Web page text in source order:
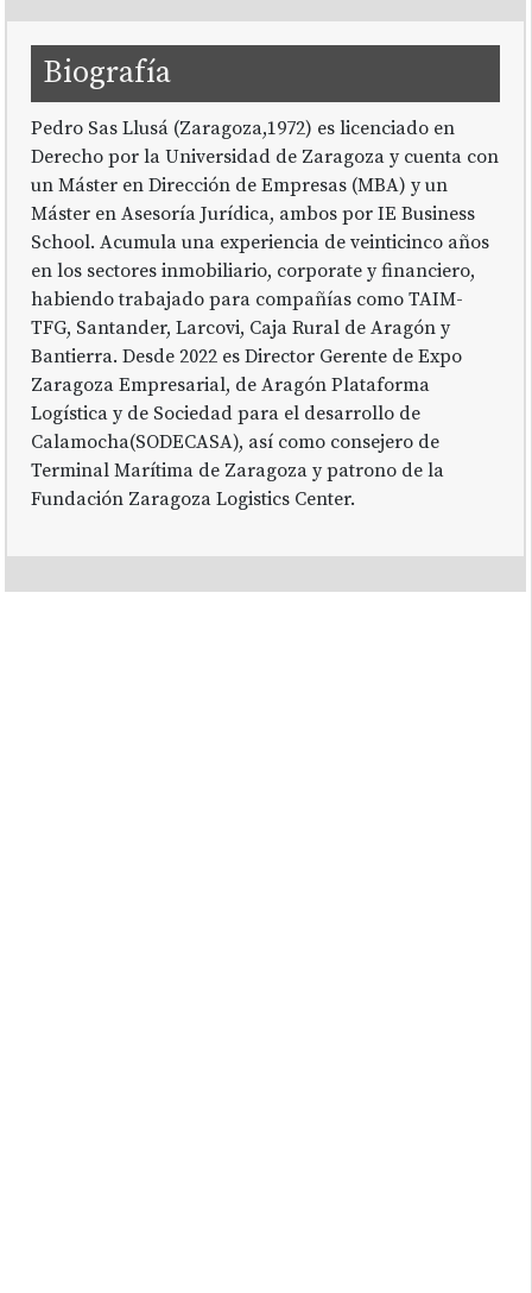
Biografía
Pedro Sas Llusá (Zaragoza,1972) es licenciado en
Derecho por la Universidad de Zaragoza y cuenta con
un Máster en Dirección de Empresas (MBA) y un
Máster en Asesoría Jurídica, ambos por IE Business
School. Acumula una experiencia de veinticinco años
en los sectores inmobiliario, corporate y financiero,
habiendo trabajado para compañías como TAIM-
TFG, Santander, Larcovi, Caja Rural de Aragón y
Bantierra. Desde 2022 es Director Gerente de Expo
Zaragoza Empresarial, de Aragón Plataforma
Logística y de Sociedad para el desarrollo de
Calamocha(SODECASA), así como consejero de
Terminal Marítima de Zaragoza y patrono de la
Fundación Zaragoza Logistics Center.